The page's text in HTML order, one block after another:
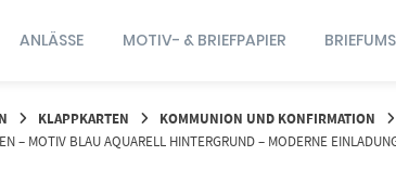
ANLÄSSE MOTIV- & BRIEFPAPIER
KLAPPKARTEN KOMMUNION UND KONFIRMATION
– MOTIV BLAU AQUARELL HINTERGRUND – MODERNE